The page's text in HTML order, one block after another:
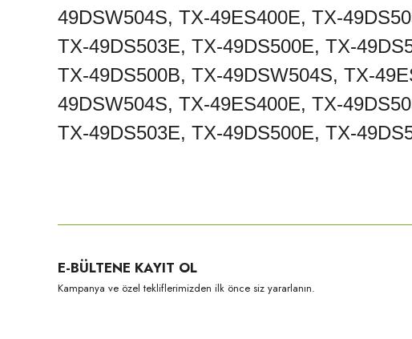
49DSW504S, TX-49ES400E, TX-
TX-49DS503E, TX-49DS500E, TX-
TX-49DS500B, TX-49DSW504S, TX-
49DSW504S, TX-49ES400E, TX-
TX-49DS503E, TX-49DS500E, TX-
Ürün açıklamasında eksik bilgiler bulunuyor.
Ürün bilgilerinde hatalar bulunuyor.
E-BÜLTENE KAYIT OL
Kampanya ve özel tekliflerimizden ilk önce siz yararlanın.